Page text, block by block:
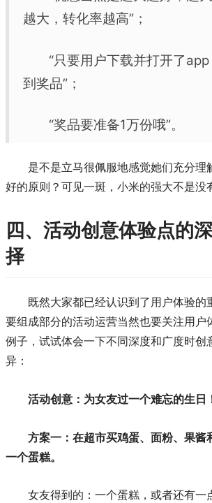
越大，转化率越高”；
“只要用户下载并打开了
到奖品”；
“奖品要准备1万份哦”。
是不是立马很佩服地感觉她们充分理
好的原则？可见一斑，小米的强大不是没
四、活动创意体验点的
择
既然大家都已经认识到了用户体验的
要组成部分的活动运营当然也要关注用户
例子，试试体会一下不同深度和广度时创
异：
活动创意：为女友过一个难忘的生日
方案一：在超市买鸡蛋、面粉、果酱
一个蛋糕。
女友得到的：一个蛋糕，或者还有一